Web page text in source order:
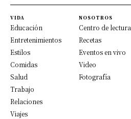
VIDA
Educación
Entretenimientos
Estilos
Comidas
Salud
Trabajo
Relaciones
Viajes
NOSOTROS
Centro de lectura
Recetas
Eventos en vivo
Video
Fotografía